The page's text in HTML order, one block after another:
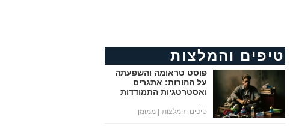
טיפים והמלצות
פוסט טראומה והשפעתה
על ההורות: אתגרים
ואסטרטגיות התמודדות
טיפים והמלצות | ממומן